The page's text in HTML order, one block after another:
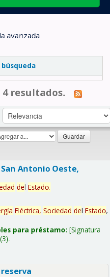
avanzada
resultados.
Antonio Oeste,
del Estado.
Eléctrica, Sociedad del Estado,
para préstamo: Signatura
(3).